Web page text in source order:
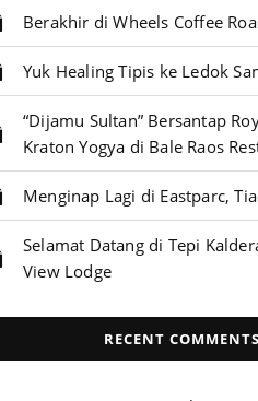
Berakhir di Wheels Coffee
Yuk Healing Tipis ke Ledok
“Dijamu Sultan” Bersantap
Kraton Yogya di Bale Raos
Menginap Lagi di Eastparc,
Selamat Datang di Tepi
View Lodge
RECENT COMMENTS